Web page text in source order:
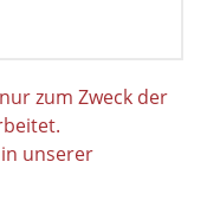
zum Zweck der
unserer